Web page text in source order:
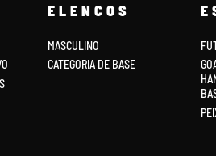
ELENCOS
MASCULINO
CATEGORIA DE BASE